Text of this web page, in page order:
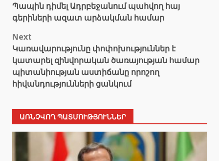
navigation
Պապին դիմել Ադրբեջանում պահվող հայ
գերիների ազատ արձակման համար
Next
Կառավարությունը փոփոխություններ է
կատարել զինվորական ծառայության համար
պիտանիության աստիճանը որոշող
հիվանդությունների ցանկում
ԱՌՆՉՎՈՂ ՊԱՏՄՈՒԹՅՈՒՆՆԵՐ